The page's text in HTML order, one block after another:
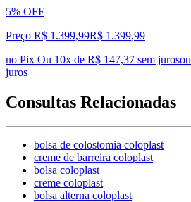
5% OFF
Preço R$ 1.399,99R$ 1.399,99
no Pix Ou 10x de R$ 147,37 sem jurosou
juros
Consultas Relacionadas
bolsa de colostomia coloplast
creme de barreira coloplast
bolsa coloplast
creme coloplast
bolsa alterna coloplast